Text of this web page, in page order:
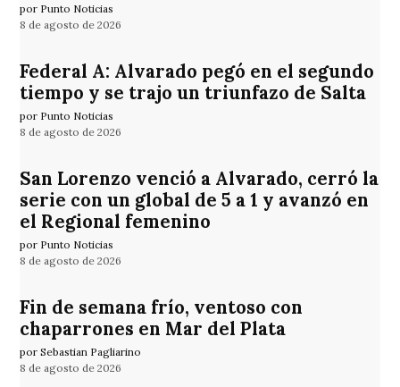
por Punto Noticias
8 de agosto de 2026
Federal A: Alvarado pegó en el segundo
tiempo y se trajo un triunfazo de Salta
por Punto Noticias
8 de agosto de 2026
San Lorenzo venció a Alvarado, cerró la
serie con un global de 5 a 1 y avanzó en
el Regional femenino
por Punto Noticias
8 de agosto de 2026
Fin de semana frío, ventoso con
chaparrones en Mar del Plata
por Sebastian Pagliarino
8 de agosto de 2026